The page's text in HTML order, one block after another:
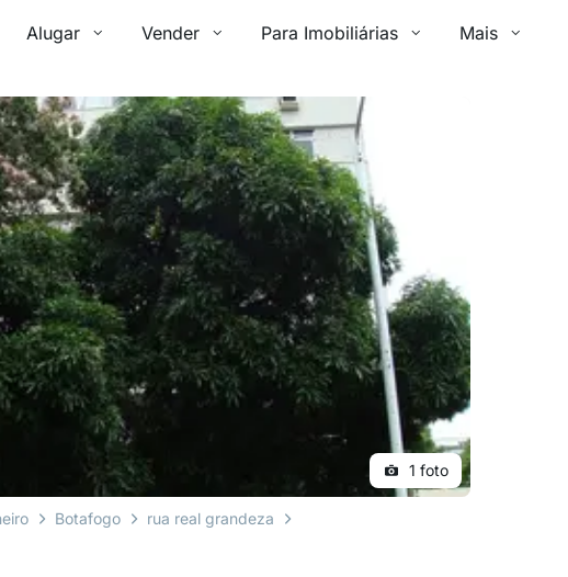
Alugar Vender Para Imobiliárias Mais
1 foto
Botafogo
rua real grandeza